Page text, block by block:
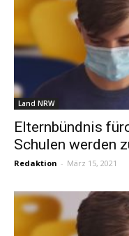
Land NRW
Elternbündnis
Schulen werden
Redaktion - März 15, 2021